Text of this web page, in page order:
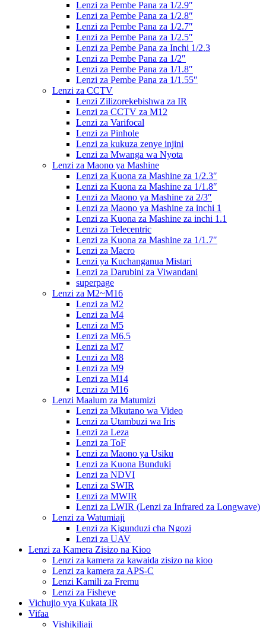
Lenzi za Pembe Pana za 1/2.9″
Lenzi za Pembe Pana za 1/2.8″
Lenzi za Pembe Pana za 1/2.7″
Lenzi za Pembe Pana za 1/2.5″
Lenzi za Pembe Pana za Inchi 1/2.3
Lenzi za Pembe Pana za 1/2″
Lenzi za Pembe Pana za 1/1.8″
Lenzi za Pembe Pana za 1/1.55″
Lenzi za CCTV
Lenzi Zilizorekebishwa za IR
Lenzi za CCTV za M12
Lenzi za Varifocal
Lenzi za Pinhole
Lenzi za kukuza zenye injini
Lenzi za Mwanga wa Nyota
Lenzi za Maono ya Mashine
Lenzi za Kuona za Mashine za 1/2.3″
Lenzi za Kuona za Mashine za 1/1.8″
Lenzi za Maono ya Mashine za 2/3″
Lenzi za Maono ya Mashine za inchi 1
Lenzi za Kuona za Mashine za inchi 1.1
Lenzi za Telecentric
Lenzi za Kuona za Mashine za 1/1.7″
Lenzi za Macro
Lenzi ya Kuchanganua Mistari
Lenzi za Darubini za Viwandani
superpage
Lenzi za M2~M16
Lenzi za M2
Lenzi za M4
Lenzi za M5
Lenzi za M6.5
Lenzi za M7
Lenzi za M8
Lenzi za M9
Lenzi za M14
Lenzi za M16
Lenzi Maalum za Matumizi
Lenzi za Mkutano wa Video
Lenzi za Utambuzi wa Iris
Lenzi za Leza
Lenzi za ToF
Lenzi za Maono ya Usiku
Lenzi za Kuona Bunduki
Lenzi za NDVI
Lenzi za SWIR
Lenzi za MWIR
Lenzi za LWIR (Lenzi za Infrared za Longwave)
Lenzi za Watumiaji
Lenzi za Kigunduzi cha Ngozi
Lenzi za UAV
Lenzi za Kamera Zisizo na Kioo
Lenzi za kamera za kawaida zisizo na kioo
Lenzi za kamera za APS-C
Lenzi Kamili za Fremu
Lenzi za Fisheye
Vichujio vya Kukata IR
Vifaa
Vishikiliaji